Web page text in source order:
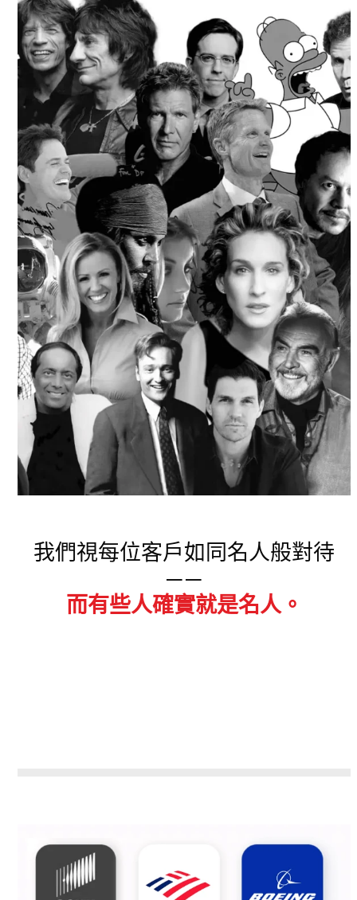
我們視每位客戶如同名人般對待
——
而有些人確實就是名人。